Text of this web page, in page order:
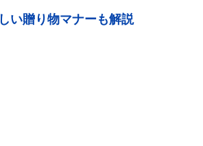
い贈り物マナーも解説